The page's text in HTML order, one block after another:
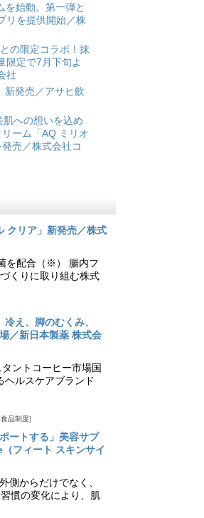
を始動。第一弾と
リを提供開始／株
の限定コラボ！抹
限定で7月下旬よ
社
新発売／アサヒ飲
への想いを込め
ーム「AQ ミリオ
売／株式会社コ
クリア」新発売／株式
を配合（※） 腸内フ
くりに取り組む株式
え、脚のむくみ、
／新日本製薬 株式会
ントコーヒー市場国
ルスケアブランド
品制度
ートする」美容サプ
フィート スキンサイ
側からだけでなく、
慣の変化により、肌